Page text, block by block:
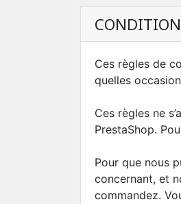
Ces règles de
quelles
Ces règles ne
PrestaShop.
Pour que nous
concernant, et
commandez.